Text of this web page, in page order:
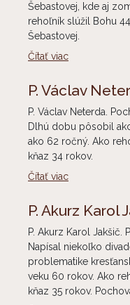
Šebastovej, kde aj
rehoľník slúžil Bohu
Šebastovej.
Čítať viac
P. Václav
P. Václav Neterda.
Dlhú dobu pôsobil
ako 62 ročný. Ako
kňaz 34 rokov.
Čítať viac
P. Akurz Karol
P. Akurz Karol Jakšič.
Napísal niekoľko
problematike
veku 60 rokov. Ako
kňaz 35 rokov.